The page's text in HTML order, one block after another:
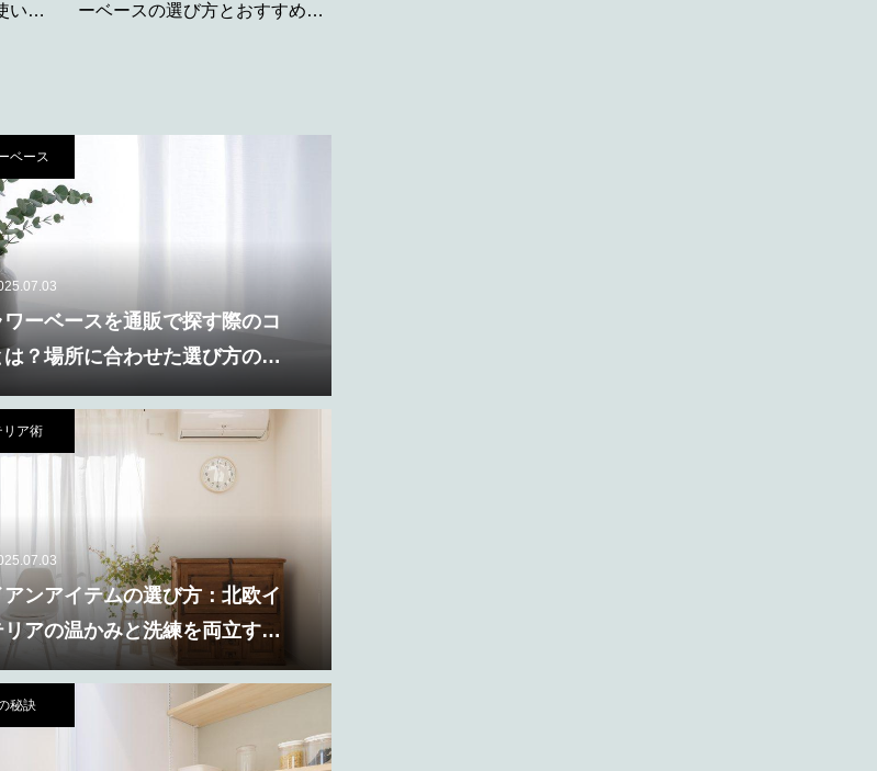
いや
ーベースの選び方とおすすめ商
ベース
ワーベースを通販で探す際のコ
は？場所に合わせた選び方の違
リア術
アンアイテムの選び方：北欧イ
リアの温かみと洗練を両立する
方
秘訣